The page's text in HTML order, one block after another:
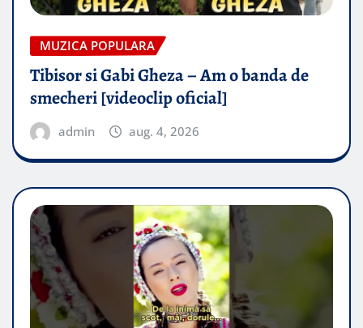
MUZICA POPULARA
Tibisor si Gabi Gheza – Am o banda de
smecheri [videoclip oficial]
admin aug. 4, 2026